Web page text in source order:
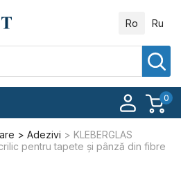
Ro Ru
0
Adezivi
KLEBERGLAS
pentru tapete și pânză din fibre